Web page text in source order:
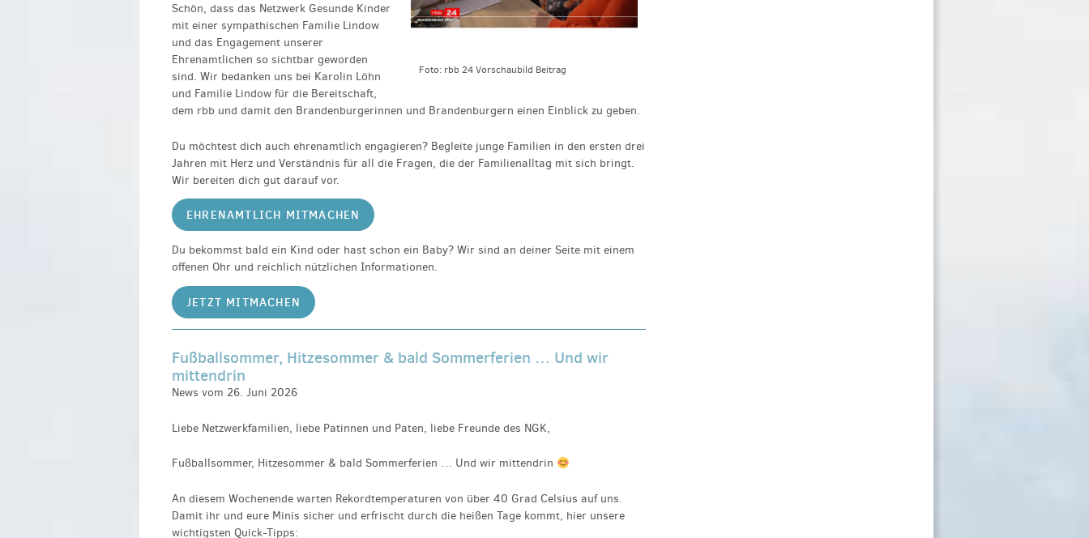
Foto: rbb 24 Vorschaubild Beitrag
Schön, dass das Netzwerk Gesunde Kinder
mit einer sympathischen Familie Lindow
und das Engagement unserer
Ehrenamtlichen so sichtbar geworden
sind. Wir bedanken uns bei Karolin Löhn
und Familie Lindow für die Bereitschaft,
dem rbb und damit den Brandenburgerinnen und Brandenburgern einen Einblick zu geben.
Du möchtest dich auch ehrenamtlich engagieren? Begleite junge Familien in den ersten drei
Jahren mit Herz und Verständnis für all die Fragen, die der Familienalltag mit sich bringt.
Wir bereiten dich gut darauf vor.
EHRENAMTLICH MITMACHEN
Du bekommst bald ein Kind oder hast schon ein Baby? Wir sind an deiner Seite mit einem
offenen Ohr und reichlich nützlichen Informationen.
JETZT MITMACHEN
Fußballsommer, Hitzesommer & bald Sommerferien … Und wir
mittendrin
News vom 26. Juni 2026
Liebe Netzwerkfamilien, liebe Patinnen und Paten, liebe Freunde des NGK,
Fußballsommer, Hitzesommer & bald Sommerferien … Und wir mittendrin
An diesem Wochenende warten Rekordtemperaturen von über 40 Grad Celsius auf uns.
Damit ihr und eure Minis sicher und erfrischt durch die heißen Tage kommt, hier unsere
wichtigsten Quick-Tipps: